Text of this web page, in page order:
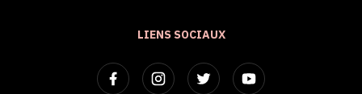
LIENS SOCIAUX